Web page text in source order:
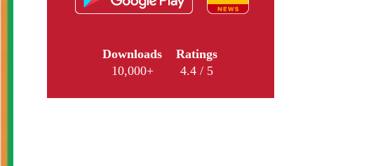
Downloads
10,000+
Ratings
4.4 / 5